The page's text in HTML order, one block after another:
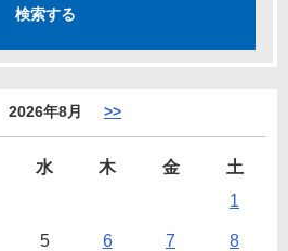
2026年8月 >>
水 木 金
土
1
5 6 7 8